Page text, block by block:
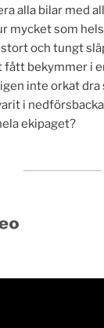
alla bilar med
mycket som
och tungt
bekymmer i
inte orkat
i
ekipaget?